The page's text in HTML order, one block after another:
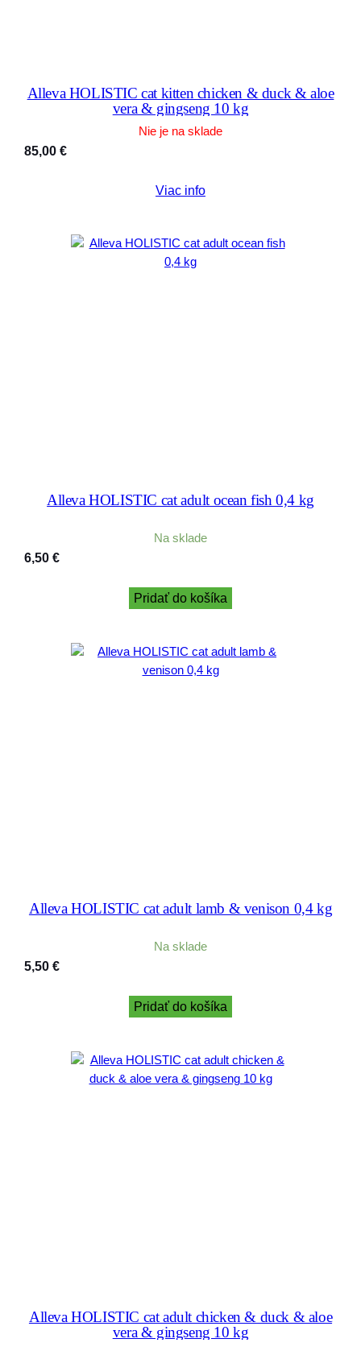
Alleva HOLISTIC cat kitten chicken & duck & aloe
vera & gingseng 10 kg
Nie je na sklade
85,00 €
Viac info
Alleva HOLISTIC cat adult ocean fish 0,4 kg
Na sklade
6,50 €
Pridať do košíka
Alleva HOLISTIC cat adult lamb & venison 0,4 kg
Na sklade
5,50 €
Pridať do košíka
Alleva HOLISTIC cat adult chicken & duck & aloe
vera & gingseng 10 kg